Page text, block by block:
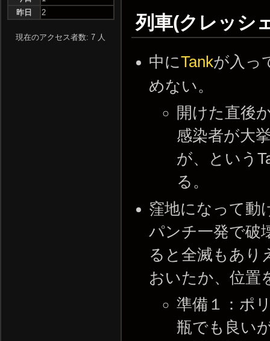
列車(クレッシ
中にTankが入っ
めない。
開けた直後
感染者が大
が、という
る。
窪地になって動
パンチ一発で破
ると全滅もあり
おいたか、位置
準備１：ポ
瓶でも良い
昨日
2
現在のアクセス者数: 7 人